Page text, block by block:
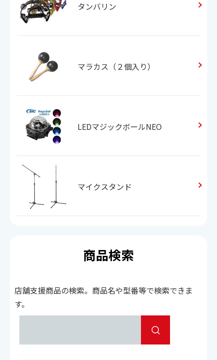
よくあるご質問
新曲情報
営業所一覧
商品検索
店舗支援商品の検索。商品名や型番等で検索できま
す。
タンバリン
マラカス（２個入り）
LEDマジックボールNEO
マイクスタンド